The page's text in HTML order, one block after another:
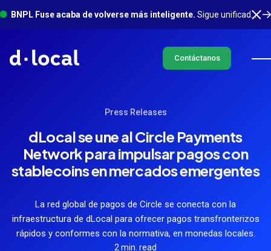
BNPL Fuse acaba de volverse más inteligente. Sigue unificado en un solo lugar, con mucho más sucediendo en segundo plano. Conoce más
Contáctanos
Press Releases
dLocal se une al Circle Payments
Network para impulsar pagos con
stablecoins en mercados emergentes
La red global de pagos de Circle se conecta con la
infraestructura de dLocal para ofrecer pagos transfronterizos
rápidos y conformes con la normativa, en monedas locales.
2 min. read